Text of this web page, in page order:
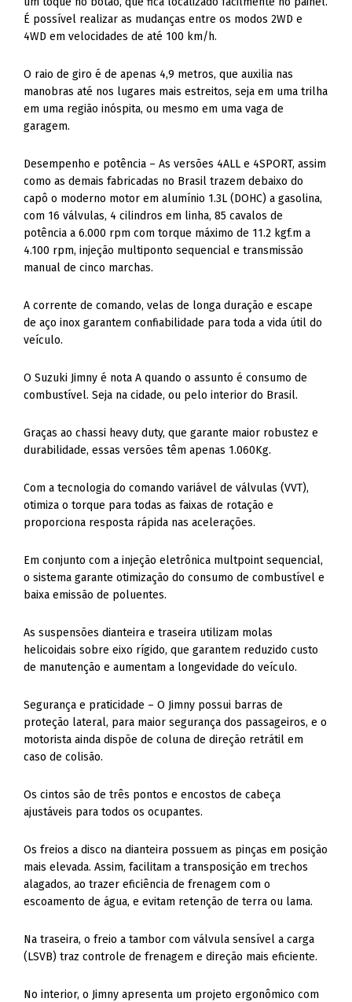
É possível realizar as mudanças entre os modos 2WD e
4WD em velocidades de até 100 km/h.
O raio de giro é de apenas 4,9 metros, que auxilia nas
manobras até nos lugares mais estreitos, seja em uma trilha
em uma região inóspita, ou mesmo em uma vaga de
garagem.
Desempenho e potência – As versões 4ALL e 4SPORT, assim
como as demais fabricadas no Brasil trazem debaixo do
capô o moderno motor em alumínio 1.3L (DOHC) a gasolina,
com 16 válvulas, 4 cilindros em linha, 85 cavalos de
potência a 6.000 rpm com torque máximo de 11.2 kgf.m a
4.100 rpm, injeção multiponto sequencial e transmissão
manual de cinco marchas.
A corrente de comando, velas de longa duração e escape
de aço inox garantem confiabilidade para toda a vida útil do
veículo.
O Suzuki Jimny é nota A quando o assunto é consumo de
combustível. Seja na cidade, ou pelo interior do Brasil.
Graças ao chassi heavy duty, que garante maior robustez e
durabilidade, essas versões têm apenas 1.060Kg.
Com a tecnologia do comando variável de válvulas (VVT),
otimiza o torque para todas as faixas de rotação e
proporciona resposta rápida nas acelerações.
Em conjunto com a injeção eletrônica multpoint sequencial,
o sistema garante otimização do consumo de combustível e
baixa emissão de poluentes.
As suspensões dianteira e traseira utilizam molas
helicoidais sobre eixo rígido, que garantem reduzido custo
de manutenção e aumentam a longevidade do veículo.
Segurança e praticidade – O Jimny possui barras de
proteção lateral, para maior segurança dos passageiros, e o
motorista ainda dispõe de coluna de direção retrátil em
caso de colisão.
Os cintos são de três pontos e encostos de cabeça
ajustáveis para todos os ocupantes.
Os freios a disco na dianteira possuem as pinças em posição
mais elevada. Assim, facilitam a transposição em trechos
alagados, ao trazer eficiência de frenagem com o
escoamento de água, e evitam retenção de terra ou lama.
Na traseira, o freio a tambor com válvula sensível a carga
(LSVB) traz controle de frenagem e direção mais eficiente.
No interior, o Jimny apresenta um projeto ergonômico com